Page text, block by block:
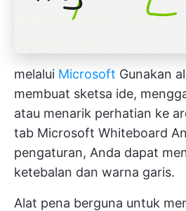
melalui Microsoft Gunakan
membuat sketsa ide,
atau menarik perhatian ke
tab Microsoft Whiteboard
pengaturan, Anda dapat
ketebalan dan warna garis.
Alat pena berguna untuk